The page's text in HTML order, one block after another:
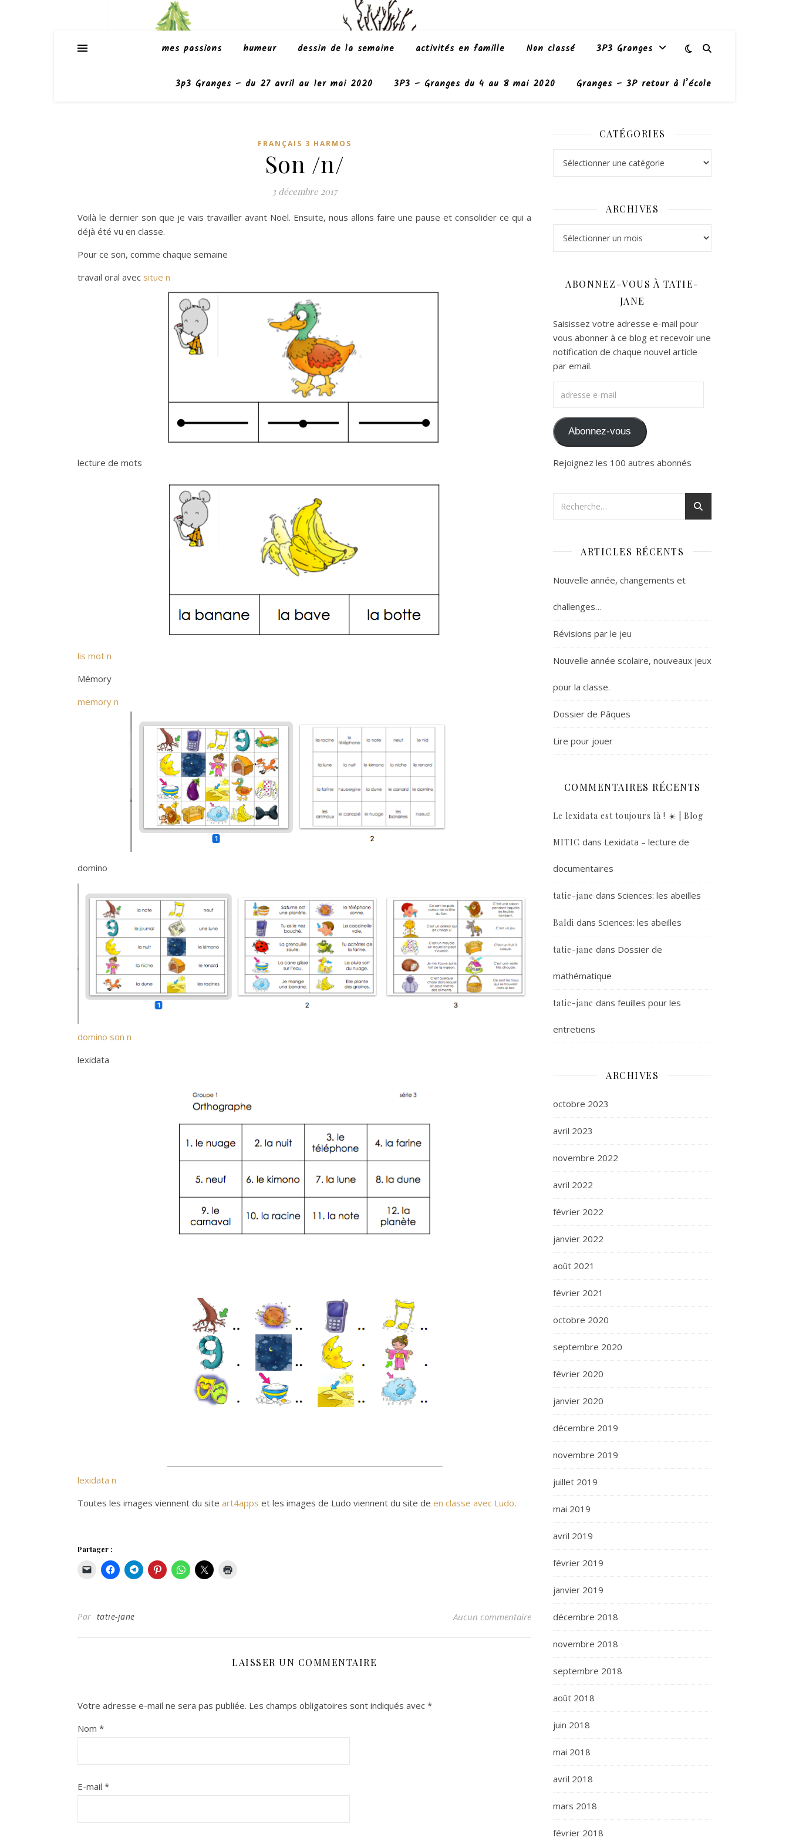
mes passions humeur dessin de la semaine activités en famille Non classé 3P3 Granges
3p3 Granges – du 27 avril au 1er mai 2020 3P3 – Granges du 4 au 8 mai 2020 Granges – 3P retour à l’école
FRANÇAIS 3 HARMOS
Son /n/
3 décembre 2017
Voilà le dernier son que je vais travailler avant Noël. Ensuite, nous allons faire une pause et consolider ce qui a
déjà été vu en classe.
Pour ce son, comme chaque semaine
travail oral avec situe n
lecture de mots
lis mot n
Mémory
memory n
domino
domino son n
lexidata
lexidata n
Toutes les images viennent du site art4apps et les images de Ludo viennent du site de en classe avec Ludo.
Partager :
Par tatie-jane Aucun commentaire
LAISSER UN COMMENTAIRE
Votre adresse e-mail ne sera pas publiée. Les champs obligatoires sont indiqués avec *
Nom *
E-mail *
CATÉGORIES
ARCHIVES
ABONNEZ-VOUS À TATIE-
JANE
Saisissez votre adresse e-mail pour
vous abonner à ce blog et recevoir une
notification de chaque nouvel article
par email.
Abonnez-vous
Rejoignez les 100 autres abonnés
ARTICLES RÉCENTS
Nouvelle année, changements et
challenges…
Révisions par le jeu
Nouvelle année scolaire, nouveaux jeux
pour la classe.
Dossier de Pâques
Lire pour jouer
COMMENTAIRES RÉCENTS
Le lexidata est toujours là ! ☀️ | Blog
MITIC dans Lexidata – lecture de
documentaires
tatie-jane dans Sciences: les abeilles
Baldi dans Sciences: les abeilles
tatie-jane dans Dossier de
mathématique
tatie-jane dans feuilles pour les
entretiens
ARCHIVES
octobre 2023
avril 2023
novembre 2022
avril 2022
février 2022
janvier 2022
août 2021
février 2021
octobre 2020
septembre 2020
février 2020
janvier 2020
décembre 2019
novembre 2019
juillet 2019
mai 2019
avril 2019
février 2019
janvier 2019
décembre 2018
novembre 2018
septembre 2018
août 2018
juin 2018
mai 2018
avril 2018
mars 2018
février 2018